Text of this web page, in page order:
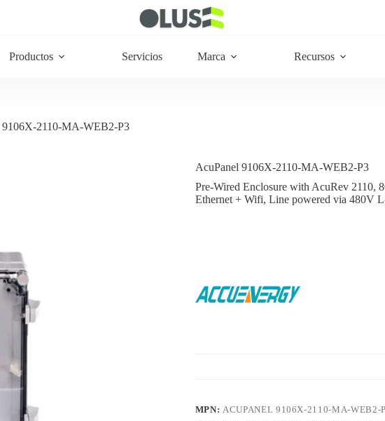
Productos Servicios Marca Recursos
9106X-2110-MA-WEB2-P3
AcuPanel 9106X-2110-MA-WEB2-P3
Pre-Wired Enclosure with AcuRev 2110,
Ethernet + Wifi, Line powered via 480V
MPN:ACUPANEL 9106X-2110-MA-WEB2-